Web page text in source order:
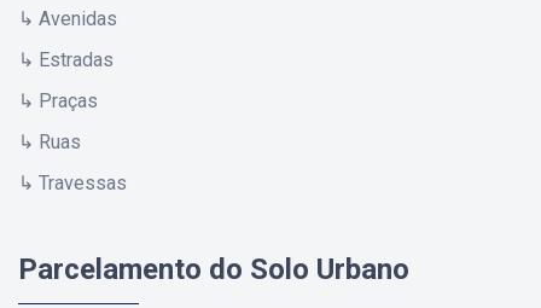
↳ Avenidas
↳ Estradas
↳ Praças
↳ Ruas
↳ Travessas
Parcelamento do Solo Urbano